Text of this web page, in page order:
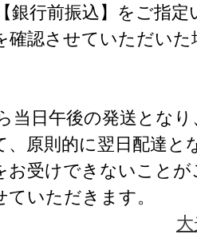
行前振込】をご指定
確認させていただいた
当日午後の発送となり
、原則的に翌日配達と
お受けできないこと
いただきます。